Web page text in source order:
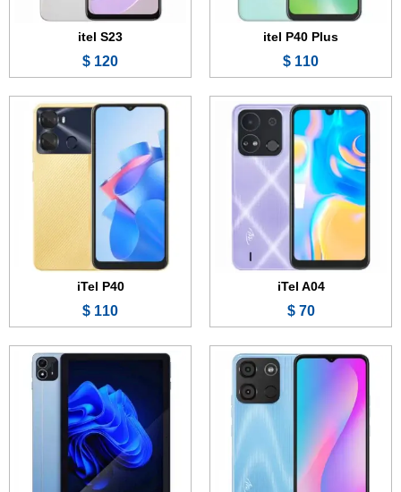
itel P40 Plus
110 $
itel S23
120 $
iTel A04
70 $
عرض الموصفات ←
iTel P40
110 $
عرض الموصفات ←
الشاشة:6.6 بوصة - IPS LCD
الذاكرة:32 جيجابايت
الرام: 2 جيجابايت
الكاميرا:8 + 0.3 ميجابكسل
المعالج:
عرض الموصفات ←
الشاشة:
الذاكرة الداخلية:
الرام:4 جيجابايت
الكاميرا:
المعالج:
البطارية:6000 مللي أمبير
عرض الموصفات ←
الشاشة:
الذاكرة:
الرام:1 جيجابايت
5 ميجابكسل
البطارية:
الشاشة:
الكاميرا:16 + 0.3 + 0.3 ميجابكسل
المعالج:Unisoc T606